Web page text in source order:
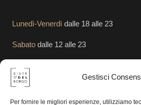
Gestisci
Per fornire le migliori esperienze, utilizziamo
Lunedì-Venerdì dalle 18 alle 23
Sabato dalle 12 alle 23